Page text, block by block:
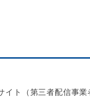
ト（第三者配信事業